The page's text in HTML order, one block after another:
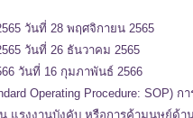
วันที่ 28 พฤศจิกายน 2565
วันที่ 26 ธันวาคม 2565
วันที่ 16 กุมภาพันธ์ 2566
Operating Procedure:
แรงงานบังคับ หรือการค้ามนุษย์ด้า